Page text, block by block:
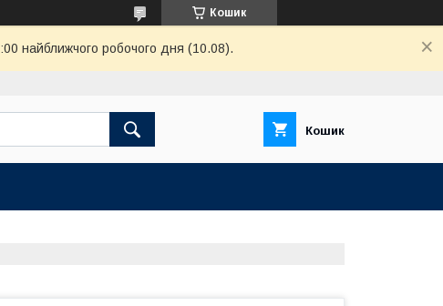
Кошик
найближчого робочого дня (10.08).
Кошик